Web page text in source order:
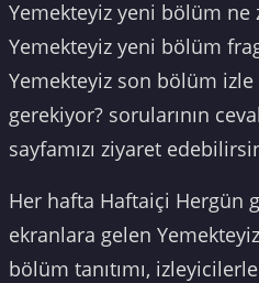
Yemekteyiz yeni bölüm ne
Yemekteyiz yeni bölüm
Yemekteyiz son bölüm
gerekiyor? sorularının
sayfamızı ziyaret
Her hafta Haftaiçi Hergün
ekranlara gelen
bölüm tanıtımı,